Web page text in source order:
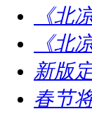
《北
《北
新版
春节